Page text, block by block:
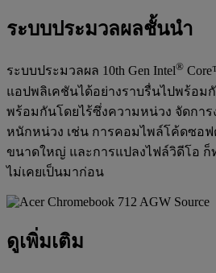
ระบบประมวลผลชั้นนำ
ระบบประมวลผล 10th Gen Intel®
แอปพลิเคชันได้อย่างราบรื่นไปพร้อม
พร้อมกันโดยไร้ซึ่งความหน่วง จัดการ
หนักหน่วง เช่น การคอมไพล์โค้ดซอฟ
ขนาดใหญ่ และการแปลงไฟล์วิดีโอ ก็
ไม่เคยเป็นมาก่อน
ดูเพิ่มเติม